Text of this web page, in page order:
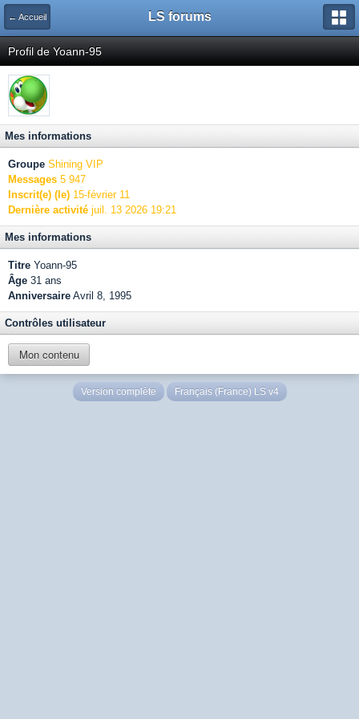
← Accueil LS forums
Profil de Yoann-95
Mes informations
Groupe Shining VIP
Messages 5 947
Inscrit(e) (le) 15-février 11
Dernière activité juil. 13 2026 19:21
Mes informations
Titre Yoann-95
Âge 31 ans
Anniversaire Avril 8, 1995
Contrôles utilisateur
Mon contenu
Version complète Français (France) LS v4